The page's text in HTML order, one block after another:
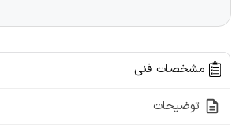
مشخصات فنی
توضیحات